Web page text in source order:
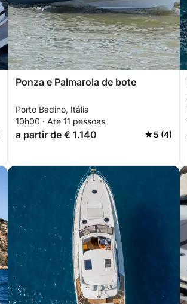
Ponza e Palmarola de bote
Porto Badino, Itália
10h00 · Até 11 pessoas
a partir de € 1.140 5 (4)